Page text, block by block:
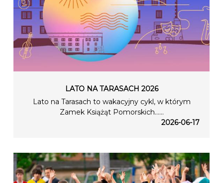
LATO NA TARASACH 2026
Lato na Tarasach to wakacyjny cykl, w którym
Zamek Książąt Pomorskich…...
2026-06-17